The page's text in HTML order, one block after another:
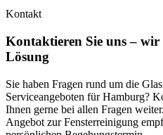
Kontakt
Kontaktieren Sie uns – wir
Lösung
Sie haben Fragen rund um die
Serviceangeboten für Hamburg?
Ihnen gerne bei allen Fragen
Angebot zur Fensterreinigung